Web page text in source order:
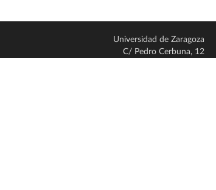
Universidad de Zaragoza
C/ Pedro Cerbuna, 12